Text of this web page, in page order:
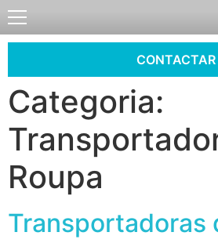
CONTACTAR
Categoria:
Roupa
Transportadoras